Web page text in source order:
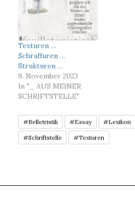
Texturen …
Schraffuren …
Strukturen …
9. November 2023
In "_ AUS MEINER
SCHRIFTSTELLE"
#Belletristik #Essay #Lexikon
#Schriftstelle #Texturen